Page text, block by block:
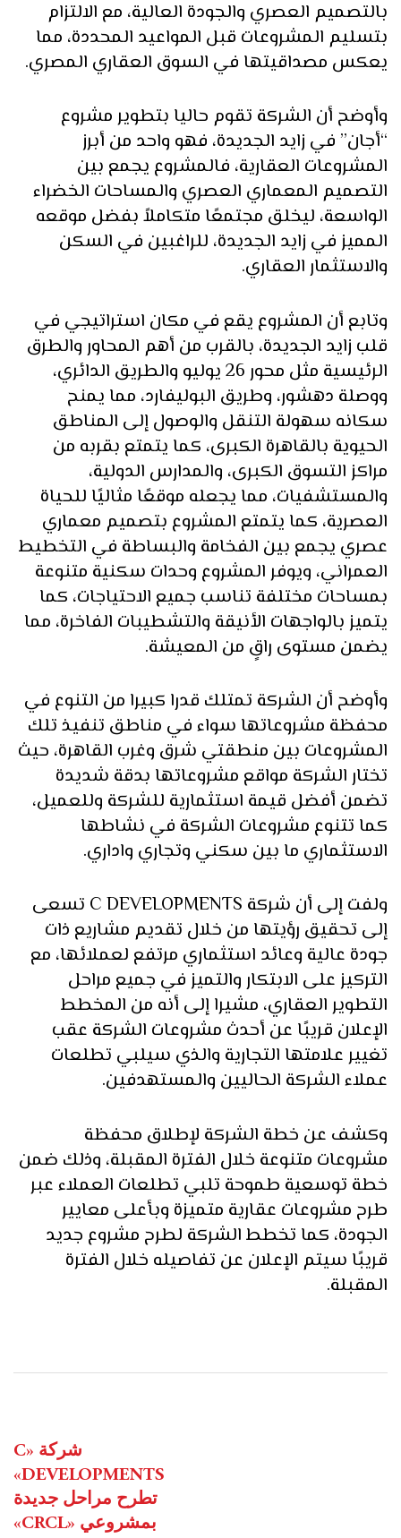
بالتصميم العصري والجودة العالية، مع الالتزام
بتسليم المشروعات قبل المواعيد المحددة، مما
يعكس مصداقيتها في السوق العقاري المصري.
وأوضح أن الشركة تقوم حاليا بتطوير مشروع
“أجان” في زايد الجديدة، فهو واحد من أبرز
المشروعات العقارية، فالمشروع يجمع بين
التصميم المعماري العصري والمساحات الخضراء
الواسعة، ليخلق مجتمعًا متكاملاً بفضل موقعه
المميز في زايد الجديدة، للراغبين في السكن
والاستثمار العقاري.
وتابع أن المشروع يقع في مكان استراتيجي في
قلب زايد الجديدة، بالقرب من أهم المحاور والطرق
الرئيسية مثل محور 26 يوليو والطريق الدائري،
ووصلة دهشور، وطريق البوليفارد، مما يمنح
سكانه سهولة التنقل والوصول إلى المناطق
الحيوية بالقاهرة الكبرى، كما يتمتع بقربه من
مراكز التسوق الكبرى، والمدارس الدولية،
والمستشفيات، مما يجعله موقعًا مثاليًا للحياة
العصرية، كما يتمتع المشروع بتصميم معماري
عصري يجمع بين الفخامة والبساطة في التخطيط
العمراني، ويوفر المشروع وحدات سكنية متنوعة
بمساحات مختلفة تناسب جميع الاحتياجات، كما
يتميز بالواجهات الأنيقة والتشطيبات الفاخرة، مما
يضمن مستوى راقٍ من المعيشة.
وأوضح أن الشركة تمتلك قدرا كبيرا من التنوع في
محفظة مشروعاتها سواء في مناطق تنفيذ تلك
المشروعات بين منطقتي شرق وغرب القاهرة، حيث
تختار الشركة مواقع مشروعاتها بدقة شديدة
تضمن أفضل قيمة استثمارية للشركة وللعميل،
كما تتنوع مشروعات الشركة في نشاطها
الاستثماري ما بين سكني وتجاري واداري.
ولفت إلى أن شركة C DEVELOPMENTS تسعى
إلى تحقيق رؤيتها من خلال تقديم مشاريع ذات
جودة عالية وعائد استثماري مرتفع لعملائها، مع
التركيز على الابتكار والتميز في جميع مراحل
التطوير العقاري، مشيرا إلى أنه من المخطط
الإعلان قريبًا عن أحدث مشروعات الشركة عقب
تغيير علامتها التجارية والذي سيلبي تطلعات
عملاء الشركة الحاليين والمستهدفين.
وكشف عن خطة الشركة لإطلاق محفظة
مشروعات متنوعة خلال الفترة المقبلة، وذلك ضمن
خطة توسعية طموحة تلبي تطلعات العملاء عبر
طرح مشروعات عقارية متميزة وبأعلى معايير
الجودة، كما تخطط الشركة لطرح مشروع جديد
قريبًا سيتم الإعلان عن تفاصيله خلال الفترة
المقبلة.
شركة «C
DEVELOPMENTS»
تطرح مراحل جديدة
بمشروعي «CRCL»